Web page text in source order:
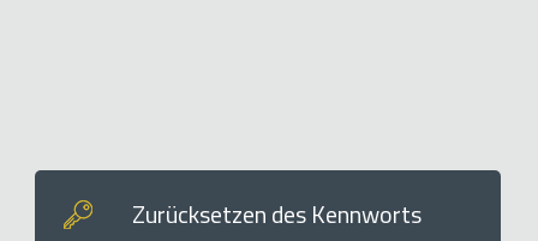
Zurücksetzen des Kennworts